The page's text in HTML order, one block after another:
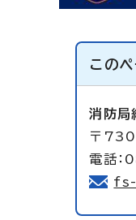
この
消防局
〒
電話